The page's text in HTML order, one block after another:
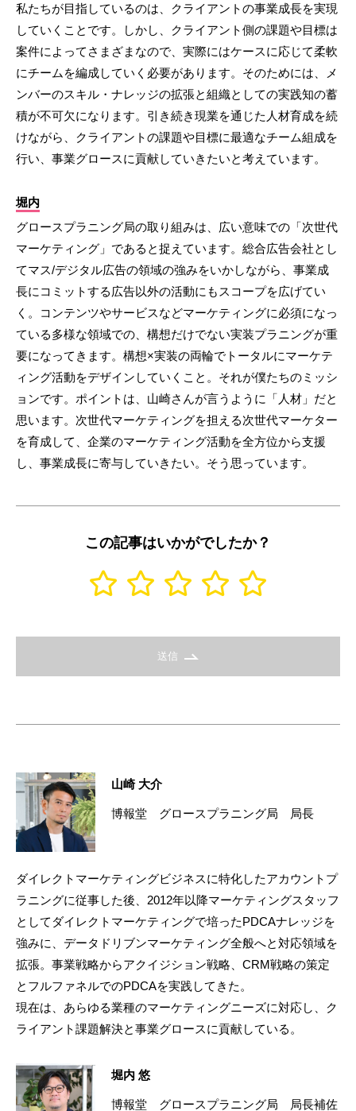
私たちが目指しているのは、クライアントの事業成長を実現
していくことです。しかし、クライアント側の課題や目標は
案件によってさまざまなので、実際にはケースに応じて柔軟
にチームを編成していく必要があります。そのためには、メ
ンバーのスキル・ナレッジの拡張と組織としての実践知の蓄
積が不可欠になります。引き続き現業を通じた人材育成を続
けながら、クライアントの課題や目標に最適なチーム組成を
行い、事業グロースに貢献していきたいと考えています。
堀内
グロースプラニング局の取り組みは、広い意味での「次世代
マーケティング」であると捉えています。総合広告会社とし
てマス/デジタル広告の領域の強みをいかしながら、事業成
長にコミットする広告以外の活動にもスコープを広げてい
く。コンテンツやサービスなどマーケティングに必須になっ
ている多様な領域での、構想だけでない実装プラニングが重
要になってきます。構想×実装の両輪でトータルにマーケテ
ィング活動をデザインしていくこと。それが僕たちのミッシ
ョンです。ポイントは、山崎さんが言うように「人材」だと
思います。次世代マーケティングを担える次世代マーケター
を育成して、企業のマーケティング活動を全方位から支援
し、事業成長に寄与していきたい。そう思っています。
この記事はいかがでしたか？
送信
山崎 大介
博報堂 グロースプラニング局 局長
ダイレクトマーケティングビジネスに特化したアカウントプ
ラニングに従事した後、2012年以降マーケティングスタッフ
としてダイレクトマーケティングで培ったPDCAナレッジを
強みに、データドリブンマーケティング全般へと対応領域を
拡張。事業戦略からアクイジション戦略、CRM戦略の策定
とフルファネルでのPDCAを実践してきた。
現在は、あらゆる業種のマーケティングニーズに対応し、ク
ライアント課題解決と事業グロースに貢献している。
堀内 悠
博報堂 グロースプラニング局 局長補佐